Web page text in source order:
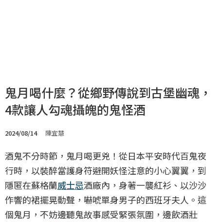
鬼月喝什麼？從鄉野傳說到古堡幽魂，
4款讓人勾魂攝魄的鬼怪酒
2024/08/14 陳宜慧
酒鬼不分時節，鬼月喝更兇！從日本平安時代百鬼夜
行時，以裝醉當護身符避開妖怪注意的小心翼翼，到
隱匿在蘇格蘭威士忌酒廠內，身著一襲紅衫、以沙沙
作響的裙擺晃動聲，嚇唬單身男子的西班牙夫人。這
個鬼月，不妨邊聽鬼故事感受緊張氛圍，邊飲酒壯